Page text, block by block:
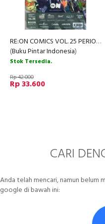
RE:ON COMICS VOL. 25 PERIODICAL COMICS COMPILATION
(Buku Pintar Indonesia)
Stok Tersedia.
Rp 42.000
Rp 33.600
CARI
Anda telah mencari, namun belum
google di bawah ini: